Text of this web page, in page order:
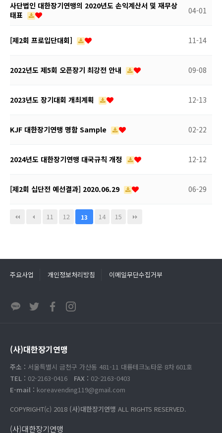
사단법인 대한장기연맹의 2020년도 손익계산서 및 재무상
태표
04-01
[제2회 프로입단대회] 11-14
2022년도 제5회 오픈장기 최강전 안내 09-08
2023년도 장기대회 개최계획 12-13
KJF 대한장기연맹 명함 Sample 02-22
2024년도 대한장기연맹 대국규칙 개정 12-12
[제2회 십단전 예선결과] 2020.06.29 06-29
11 12 13 14 15
주요사업 개인정보처리방침 이메일무단수집거부
(사)대한장기연맹
주소 : 서울특별시 금천구 가산동 481-11 대륭테크노타운 8차 601호
TEL : 02-2163-0416 FAX : 02-2163-0403
E-mail : koreavending119@gmail.com
COPYRIGHT(c) 2018 (사)대한장기연맹 ALL RIGHTS RESERVED.
(사)대한장기연맹